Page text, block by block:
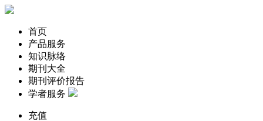
首页
产品服务
知识脉络
期刊大全
期刊评价报告
学者服务
充值